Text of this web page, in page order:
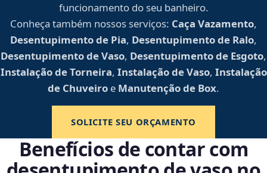
funcionamento do seu banheiro.
Conheça também nossos serviços: Caça Vazamento,
Desentupimento de Pia, Desentupimento de Ralo,
Desentupimento de Vaso, Desentupimento de Esgoto,
Instalação de Torneira, Instalação de Vaso, Instalação
de Chuveiro e Manutenção de Box.
SOLICITE SEU ORÇAMENTO
Benefícios de contar com